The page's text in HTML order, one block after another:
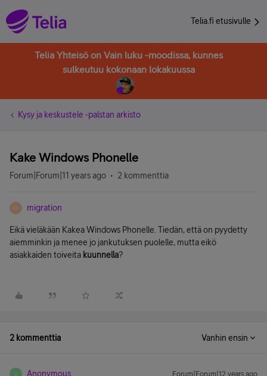
Telia.fi etusivulle
Telia Yhteisö on Vain luku -moodissa, kunnes
sulkeutuu kokonaan lokakuussa
Kysy ja keskustele -palstan arkisto
Kake Windows Phonelle
Forum|Forum|11 years ago 2 kommenttia
M migration
Eikä vieläkään Kakea Windows Phonelle. Tiedän, että on pyydetty
aiemminkin ja menee jo jankutuksen puolelle, mutta eikö
asiakkaiden toiveita kuunnella?
2 kommenttia Vanhin ensin
A Anonymous Forum|Forum|12 years ago